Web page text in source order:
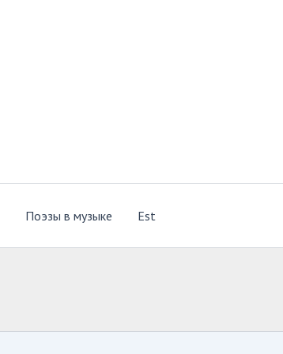
Поэзы в музыке Est